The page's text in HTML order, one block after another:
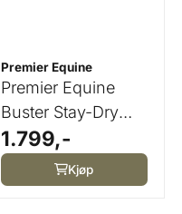
Premier Equine
Premier Equine
Buster Stay-Dry
Super Lite Fly Rug
...
1.799,-
Kjøp